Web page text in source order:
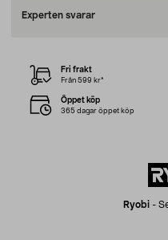
Experten svarar
Ryobi -
Fri frakt
Från 599 kr*
Öppet köp
365 dagar öppet köp